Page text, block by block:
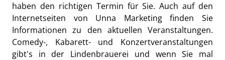
haben den richtigen Termin für Sie. Auch auf den
Internetseiten von Unna Marketing finden Sie
Informationen zu den aktuellen Veranstaltungen.
Comedy-, Kabarett- und Konzertveranstaltungen
gibt's in der Lindenbrauerei und wenn Sie mal